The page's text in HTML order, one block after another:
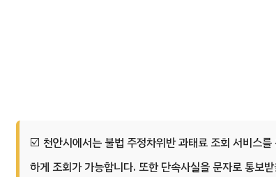
천안시에서는 불법 주정차위반 과태료 조회 서비스
하게 조회가 가능합니다. 또한 단속사실을 문자로 통보